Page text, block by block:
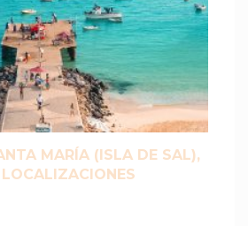
MARÍA (ISLA DE SAL),